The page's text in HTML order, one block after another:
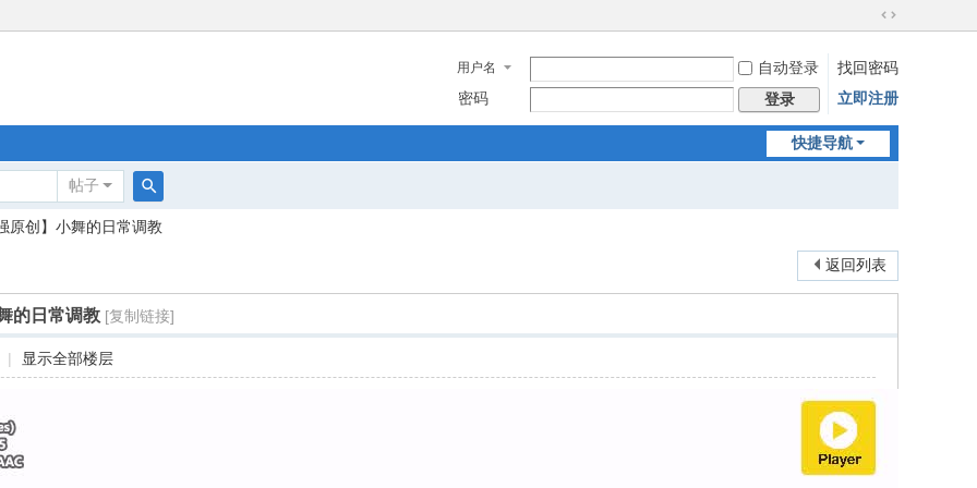
切
到
宽
用户名 自动登录
找回密码
密码
登录 立即注册
快捷导航
帖子
搜
原创】小舞的日常调教
返回列表
的日常调教 [复制链接]
显示全部楼层